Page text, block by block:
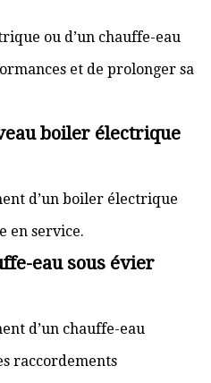
ou d’un chauffe-eau
et de prolonger sa
boiler électrique
d’un boiler électrique
en service.
eau sous évier
d’un chauffe-eau
raccordements